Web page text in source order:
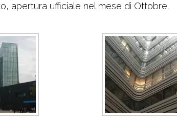
apertura ufficiale nel mese di Ottobre.